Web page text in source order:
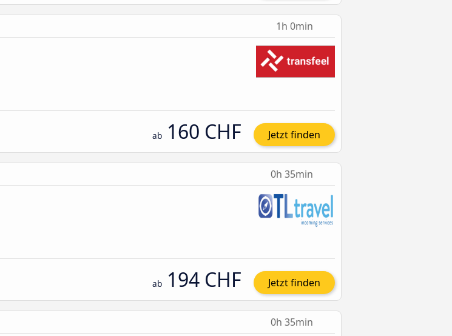
1h 0min
ab 160 CHF Jetzt finden
0h 35min
ab 194 CHF Jetzt finden
0h 35min